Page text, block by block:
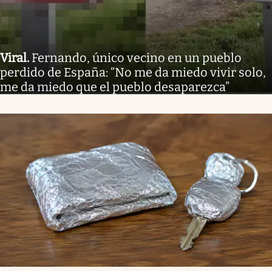
Viral. Fernando, único vecino en un pueblo
perdido de España: “No me da miedo vivir solo,
me da miedo que el pueblo desaparezca”